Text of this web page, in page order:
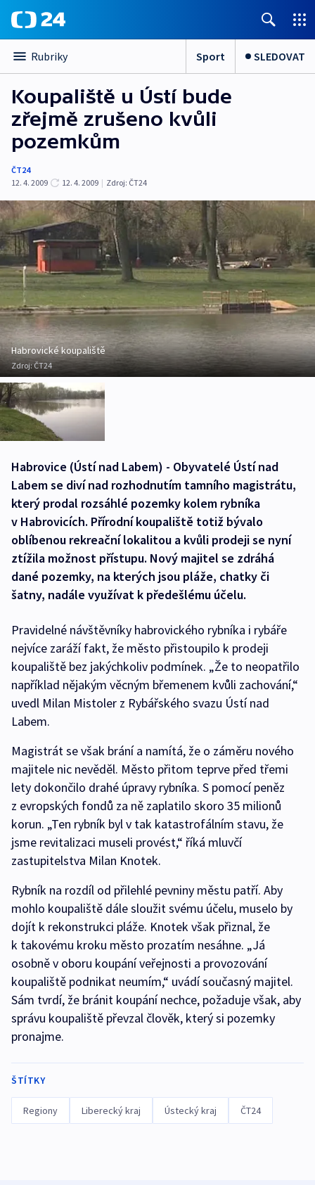
Rubriky Sport SLEDOVAT
Koupaliště u Ústí bude
zřejmě zrušeno kvůli
pozemkům
ČT24
12. 4. 2009
12. 4. 2009 | Zdroj: ČT24
Habrovické koupaliště
Zdroj:ČT24
Habrovice (Ústí nad Labem) - Obyvatelé Ústí nad
Labem se diví nad rozhodnutím tamního magistrátu,
který prodal rozsáhlé pozemky kolem rybníka
v Habrovicích. Přírodní koupaliště totiž bývalo
oblíbenou rekreační lokalitou a kvůli prodeji se nyní
ztížila možnost přístupu. Nový majitel se zdráhá
dané pozemky, na kterých jsou pláže, chatky či
šatny, nadále využívat k předešlému účelu.
Pravidelné návštěvníky habrovického rybníka i rybáře
nejvíce zaráží fakt, že město přistoupilo k prodeji
koupaliště bez jakýchkoliv podmínek. „Že to neopatřilo
například nějakým věcným břemenem kvůli zachování,“
uvedl Milan Mistoler z Rybářského svazu Ústí nad
Labem.
Magistrát se však brání a namítá, že o záměru nového
majitele nic nevěděl. Město přitom teprve před třemi
lety dokončilo drahé úpravy rybníka. S pomocí peněz
z evropských fondů za ně zaplatilo skoro 35 milionů
korun. „Ten rybník byl v tak katastrofálním stavu, že
jsme revitalizaci museli provést,“ říká mluvčí
zastupitelstva Milan Knotek.
Rybník na rozdíl od přilehlé pevniny městu patří. Aby
mohlo koupaliště dále sloužit svému účelu, muselo by
dojít k rekonstrukci pláže. Knotek však přiznal, že
k takovému kroku město prozatím nesáhne. „Já
osobně v oboru koupání veřejnosti a provozování
koupaliště podnikat neumím,“ uvádí současný majitel.
Sám tvrdí, že bránit koupání nechce, požaduje však, aby
správu koupaliště převzal člověk, který si pozemky
pronajme.
ŠTÍTKY
Regiony Liberecký kraj Ústecký kraj ČT24